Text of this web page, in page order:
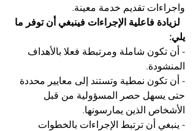
واجراءات تقديم خدمة معينة.
لزيادة فاعلية الإجراءات فينبغي أن توفر ما
يلي:
- أن تكون شاملة ومرتبطة فعلا بالأهداف
المنشودة.
- أن تكون نمطية وتستند إلى معايير محددة
حتى يسهل حصر المسؤولية من قبل
الأشخاص الذين يمارسونها.
- ينبغي أن ترتبط الإجراءات بالخطوات